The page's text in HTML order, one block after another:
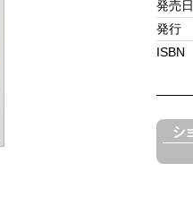
発売日
発行
ISBN